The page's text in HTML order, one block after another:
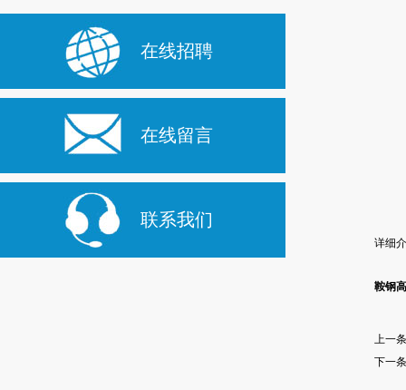
在线招聘
在线留言
联系我们
详细
鞍钢
上一
下一